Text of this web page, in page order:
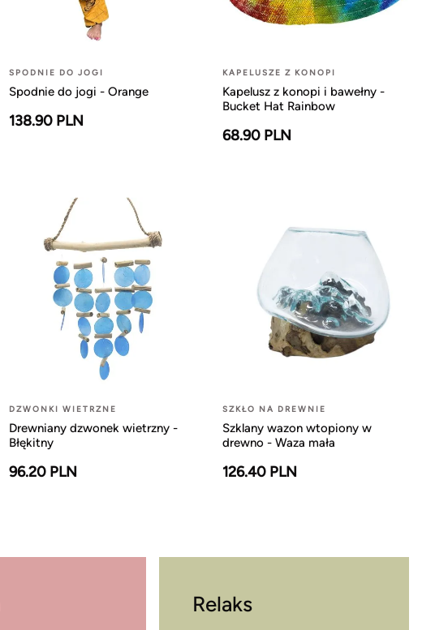
SPODNIE DO JOGI
Spodnie do jogi - Orange
138.90 PLN
KAPELUSZE Z KONOPI
Kapelusz z konopi i bawełny -
Bucket Hat Rainbow
68.90 PLN
DZWONKI WIETRZNE
Drewniany dzwonek wietrzny -
Błękitny
96.20 PLN
SZKŁO NA DREWNIE
Szklany wazon wtopiony w
drewno - Waza mała
126.40 PLN
Relaks